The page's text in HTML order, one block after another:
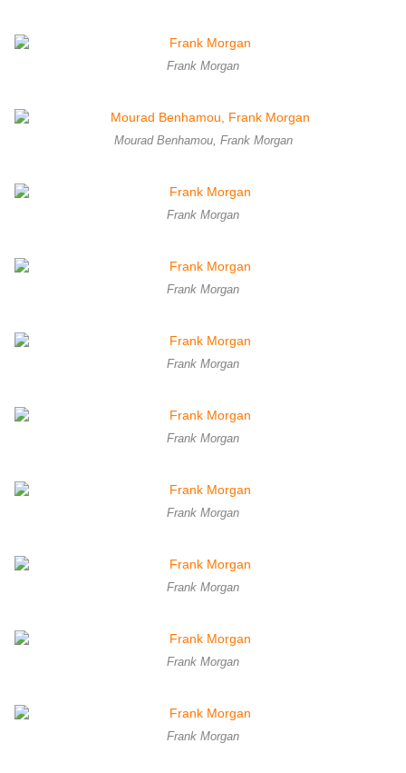
Frank Morgan
Mourad Benhamou, Frank Morgan
Frank Morgan
Frank Morgan
Frank Morgan
Frank Morgan
Frank Morgan
Frank Morgan
Frank Morgan
Frank Morgan